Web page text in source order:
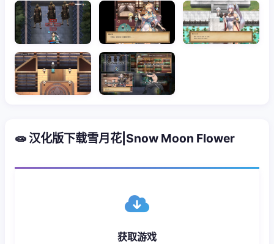
🧫 汉化版下载雪月花|Snow Moon Flower
获取游戏